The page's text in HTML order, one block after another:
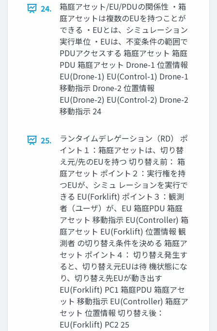
24.
箱庭アセット/EU/PDUの関係性 ・箱
庭アセットは複数のEUを持つことが
できる ・EUとは、シミュレーション
実行単位 ・EUは、不変条件の範囲で
PDUアクセスする 箱庭アセット 箱庭
PDU 箱庭アセット Drone-1 位置情報
EU(Drone-1) EU(Control-1) Drone-1
移動指示 Drone-2 位置情報
EU(Drone-2) EU(Control-2) Drone-2
移動指示 24
25.
ランタイムデレゲーション（RD） ポ
イント１：箱庭アセットは、切り替
え元/先のEUを持つ 切り替え前： 箱
庭アセット ポイント２：実行権を持
つEUが、シミュ レーションを実行で
きる EU(Forklift) ポイント３：観測
者（ユーザ）が、EU 箱庭PDU 箱庭
アセット 移動指示 EU(Controller) 箱
庭アセット EU(Forklift) 位置情報 観
測者 の切り替え条件を決める 箱庭ア
セット ポイント４： 切り替え発生す
ると、切り替え元EUは待 機状態にな
り、切り替え先EUが動き出す
EU(Forklift) PC1 箱庭PDU 箱庭アセ
ット 移動指示 EU(Controller) 箱庭ア
セット 位置情報 切り替え後：
EU(Forklift) PC2 25